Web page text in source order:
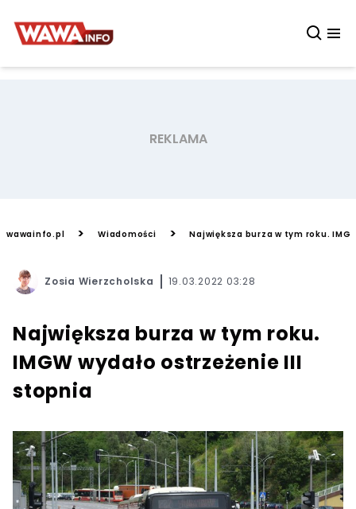
wawainfo.pl > Wiadomości > Największa burza w tym roku.
Zosia Wierzcholska 19.03.2022 03:28
Największa burza w tym roku.
IMGW wydało ostrzeżenie III
stopnia